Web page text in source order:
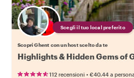
Scegli il tuo local preferito
Scopri Ghent con un host scelto da te
Highlights & Hidden Gems of
112 recensioni • €40.44 a